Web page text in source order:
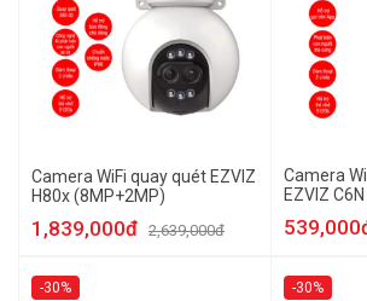
Camera WiFi quay quét EZVIZ
H80x (8MP+2MP)
1,839,000đ 2,639,000đ
Camera
EZVIZ
-30% -30%